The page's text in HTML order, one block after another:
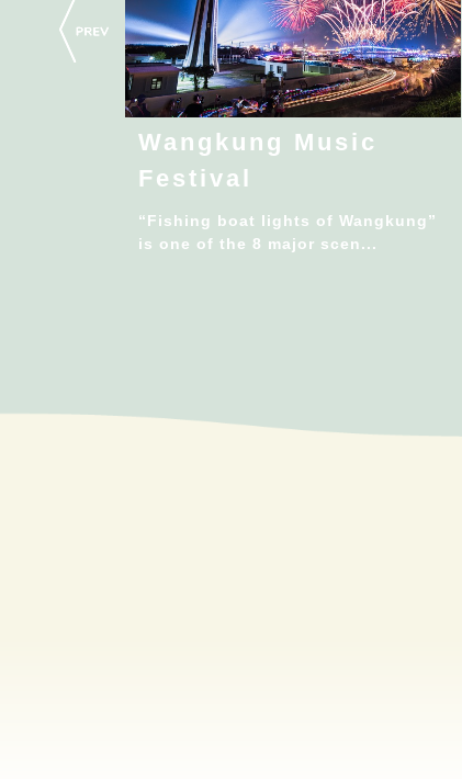
Wangkung Music
Festival
“Fishing boat lights of Wangkung”
is one of the 8 major scen...